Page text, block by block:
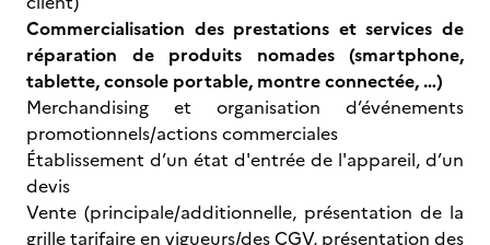
Commercialisation des prestations et services de
réparation de produits nomades (smartphone,
tablette, console portable, montre connectée, …)
Merchandising et organisation d’événements
promotionnels/actions commerciales
Établissement d’un état d'entrée de l'appareil, d’un
devis
Vente (principale/additionnelle, présentation de la
grille tarifaire en vigueurs/des CGV, présentation des